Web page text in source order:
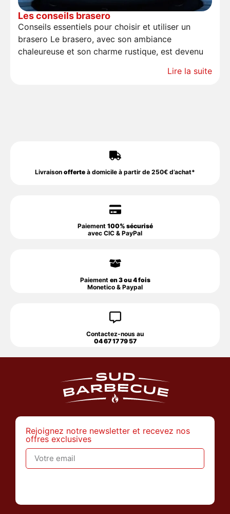
Les conseils brasero
Conseils essentiels pour choisir et utiliser un
brasero Le brasero, avec son ambiance
chaleureuse et son charme rustique, est devenu
Lire la suite
Livraison offerte à domicile à partir de 250€ d’achat*
Paiement 100% sécurisé
avec CIC & PayPal
Paiement en 3 ou 4 fois
Monetico & Paypal
Contactez-nous au
04 67 17 79 57
Rejoignez notre newsletter et recevez nos
offres exclusives